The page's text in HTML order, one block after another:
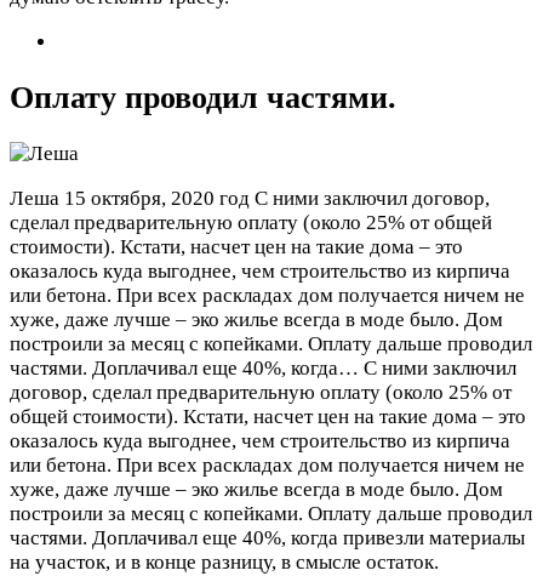
Оплату проводил частями.
Леша 15 октября, 2020 год С ними заключил договор,
сделал предварительную оплату (около 25% от общей
стоимости). Кстати, насчет цен на такие дома – это
оказалось куда выгоднее, чем строительство из кирпича
или бетона. При всех раскладах дом получается ничем не
хуже, даже лучше – эко жилье всегда в моде было. Дом
построили за месяц с копейками. Оплату дальше проводил
частями. Доплачивал еще 40%, когда… С ними заключил
договор, сделал предварительную оплату (около 25% от
общей стоимости). Кстати, насчет цен на такие дома – это
оказалось куда выгоднее, чем строительство из кирпича
или бетона. При всех раскладах дом получается ничем не
хуже, даже лучше – эко жилье всегда в моде было. Дом
построили за месяц с копейками. Оплату дальше проводил
частями. Доплачивал еще 40%, когда привезли материалы
на участок, и в конце разницу, в смысле остаток.